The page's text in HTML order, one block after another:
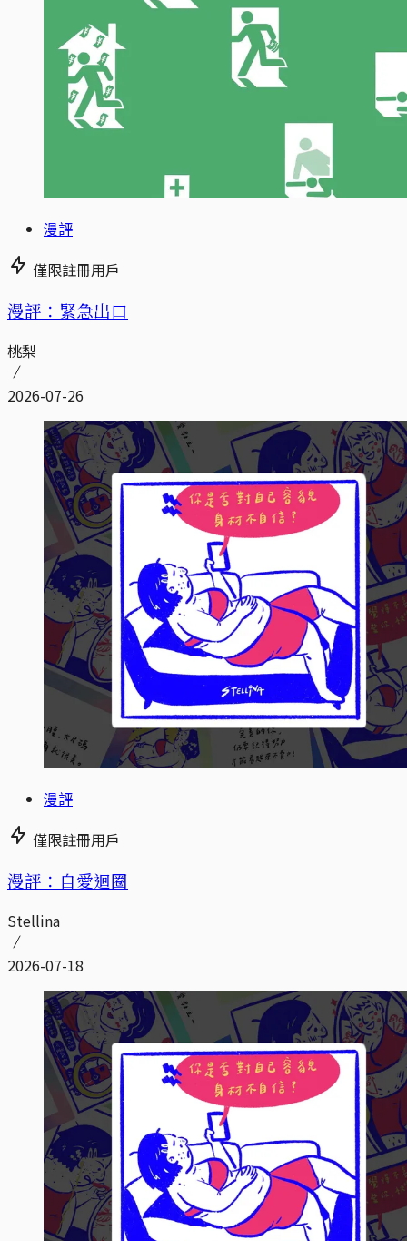
漫評
僅限註冊用戶
漫評：緊急出口
桃梨
2026-07-26
漫評
僅限註冊用戶
漫評：自愛迴圈
Stellina
2026-07-18